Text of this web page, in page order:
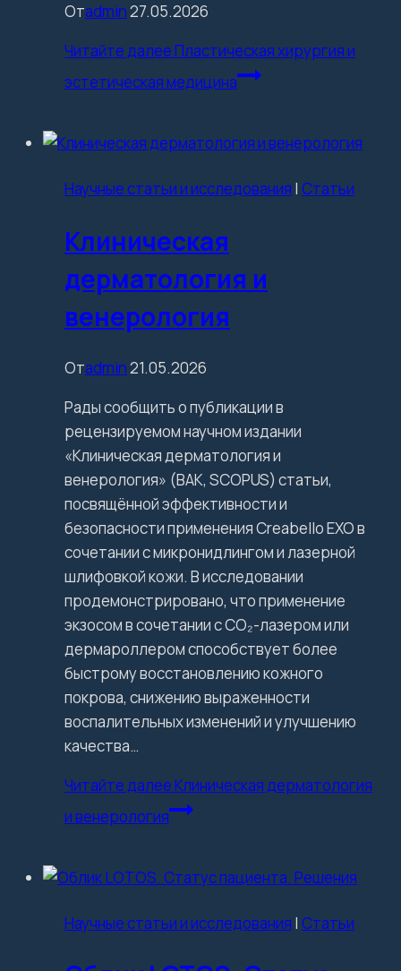
Отadmin27.05.2026
Читайте далееПластическая хирургия и
эстетическая медицина
Научные статьи и исследования | Статьи
Клиническая
дерматология и
венерология
Отadmin21.05.2026
Рады сообщить о публикации в
рецензируемом научном издании
«Клиническая дерматология и
венерология» (ВАК, SCOPUS) статьи,
посвящённой эффективности и
безопасности применения Creabello EXO в
сочетании с микронидлингом и лазерной
шлифовкой кожи. В исследовании
продемонстрировано, что применение
экзосом в сочетании с CO₂-лазером или
дермароллером способствует более
быстрому восстановлению кожного
покрова, снижению выраженности
воспалительных изменений и улучшению
качества…
Читайте далееКлиническая дерматология
и венерология
Научные статьи и исследования | Статьи